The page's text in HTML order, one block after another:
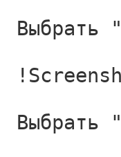
Выбрать
Выбрать